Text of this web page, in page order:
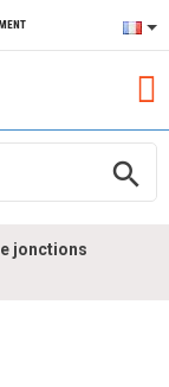
search
jonctions